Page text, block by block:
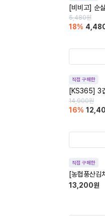
[비비고] 순
5,480원
18%
직접 구매한
[KS365] 3
14,900원
16%
직접 구매한
[농협풍산김
13,200원